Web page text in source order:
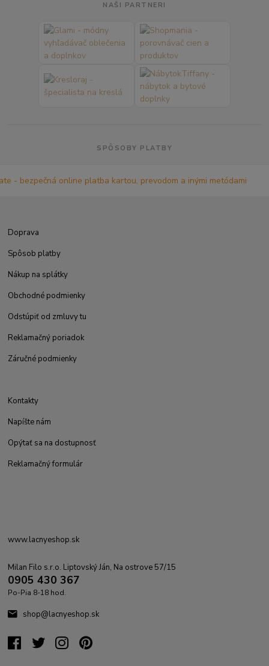
NAŠI PARTNERI
SPÔSOBY PLATBY
Doprava
Spôsob platby
Nákup na splátky
Obchodné podmienky
Odstúpiť od zmluvy tu
Reklamačný poriadok
Záručné podmienky
Kontakty
Napíšte nám
Opýtať sa na dostupnosť
Reklamačný formulár
www.lacnyeshop.sk
Milan Filo s.r.o. Liptovský Ján, Na ostrove 57/15
0905 430 367
Po-Pia 8-18 hod.
shop@lacnyeshop.sk